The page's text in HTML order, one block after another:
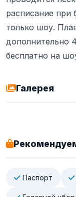
расписание при
только шоу.
дополнительно
бесплатно на
Галерея
Паспорт